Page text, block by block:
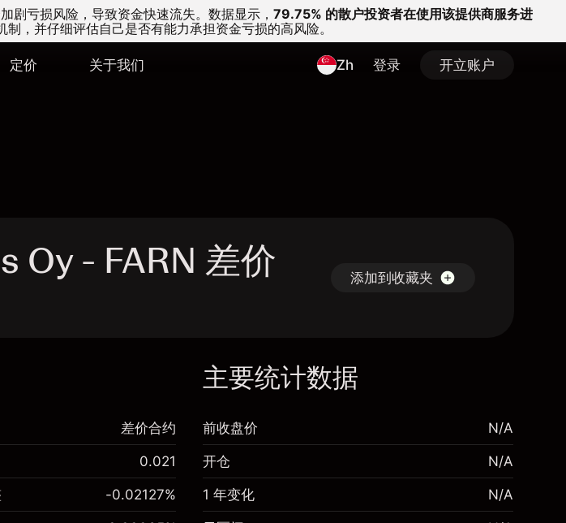
剧亏损风险，导致资金快速流失。 数据显示， 79.75% 的散户投资者在使用该提供商服务进
，并仔细评估自己是否有能力承担资金亏损的高风险。
定价 关于我们 Zh 登录 开立账户
Oy - FARN 差价 添加到收藏夹
价合约交易。
差价合约
0.021
-0.02127%
主要统计数据
前收盘价 N/A
开仓 N/A
1 年变化 N/A